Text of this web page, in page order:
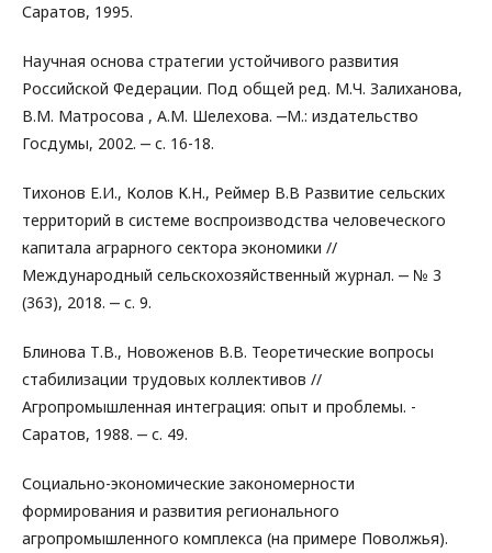
Саратов, 1995.
Научная основа стратегии устойчивого развития
Российской Федерации. Под общей ред. М.Ч. Залиханова,
В.М. Матросова , А.М. Шелехова. ‒М.: издательство
Госдумы, 2002. ‒ с. 16-18.
Тихонов Е.И., Колов К.Н., Реймер В.В Развитие сельских
территорий в системе воспроизводства человеческого
капитала аграрного сектора экономики //
Международный сельскохозяйственный журнал. ‒ № 3
(363), 2018. ‒ с. 9.
Блинова Т.В., Новоженов В.В. Теоретические вопросы
стабилизации трудовых коллективов //
Агропромышленная интеграция: опыт и проблемы. -
Саратов, 1988. ‒ с. 49.
Социально-экономические закономерности
формирования и развития регионального
агропромышленного комплекса (на примере Поволжья).